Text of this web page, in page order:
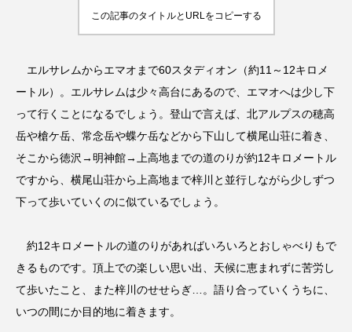
この記事のタイトルとURLをコピーする
エルサレムからエマオまで60スタディオン（約11～12キロメ
ートル）。エルサレムは少々高台にあるので、エマオへは少し下
って行くことになるでしょう。登山で言えば、北アルプスの穂高
岳や槍ケ岳、常念岳や蝶ケ岳などから下山して横尾山荘に着き、
そこから徳沢→明神館→上高地までの道のりが約12キロメートル
ですから、横尾山荘から上高地まで梓川と並行しながら少しずつ
下って歩いていくのに似ているでしょう。
約12キロメートルの道のりがあればいろいろとおしゃべりもで
きるものです。頂上での楽しい思い出、天候に恵まれずに苦労し
て歩いたこと、また梓川のせせらぎ…。語り合っていくうちに、
いつの間にか目的地に着きます。